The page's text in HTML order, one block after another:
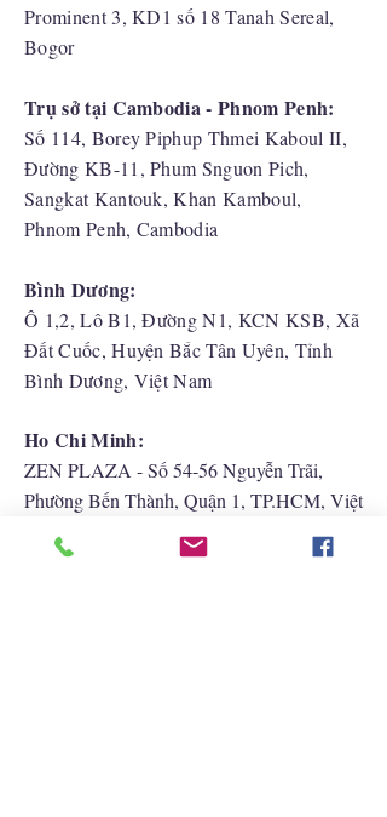
Prominent 3, KD1 số 18 Tanah Sereal,
Bogor
Trụ sở tại Cambodia - Phnom Penh:
Số 114, Borey Piphup Thmei Kaboul II,
Đường KB-11, Phum Snguon Pich,
Sangkat Kantouk, Khan Kamboul,
Phnom Penh, Cambodia
Bình Dương:
Ô 1,2, Lô B1, Đường N1, KCN KSB, Xã
Đất Cuốc, Huyện Bắc Tân Uyên, Tỉnh
Bình Dương, Việt Nam
Ho Chi Minh:
ZEN PLAZA - Số 54-56 Nguyễn Trãi,
Phường Bến Thành, Quận 1, TP.HCM, Việt
Nam